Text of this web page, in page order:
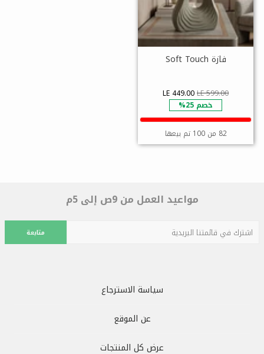
فازة Soft Touch
LE 449.00LE 599.00
خصم 25%
82 من 100 تم بيعها
مواعيد العمل من 9ص إلى 5م
متابعة
سياسة الاسترجاع
عن الموقع
عرض كل المنتجات